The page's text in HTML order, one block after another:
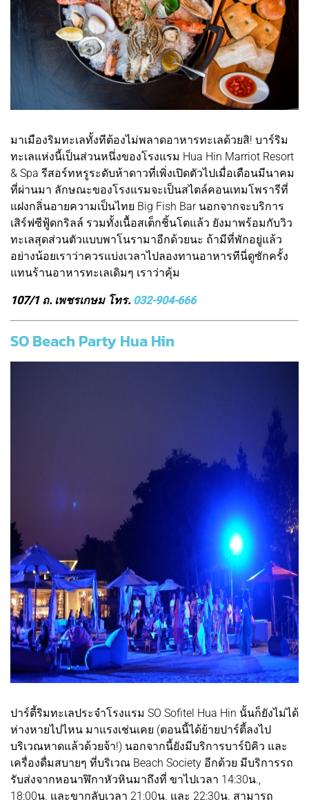
มาเมืองริมทะเลทั้งทีต้องไม่พลาดอาหารทะเลด้วยสิ! บาร์ริม
ทะเลแห่งนี้เป็นส่วนหนึ่งของโรงแรม Hua Hin Marriot Resort
& Spa รีสอร์ทหรูระดับห้าดาวที่เพิ่งเปิดตัวไปเมื่อเดือนมีนาคม
ที่ผ่านมา ลักษณะของโรงแรมจะเป็นสไตล์คอนเทมโพรารีที่
แฝงกลิ่นอายความเป็นไทย Big Fish Bar นอกจากจะบริการ
เสิร์ฟซีฟู้ดกริลล์ รวมทั้งเนื้อสเต็กชิ้นโตแล้ว ยังมาพร้อมกับวิว
ทะเลสุดส่วนตัวแบบพาโนรามาอีกด้วยนะ ถ้ามีที่พักอยู่แล้ว
อย่างน้อยเราว่าควรแบ่งเวลาไปลองทานอาหารทีนี่ดูซักครั้ง
แทนร้านอาหารทะเลเดิมๆ เราว่าคุ้ม
107/1 ถ. เพชรเกษม โทร. 032-904-666
SO Beach Party Hua Hin
ปาร์ตี้ริมทะเลประจำโรงแรม SO Sofitel Hua Hin นั้นก็ยังไม่ได้
ห่างหายไปไหน มาแรงเช่นเคย (ตอนนี้ได้ย้ายปาร์ตี้ลงไป
บริเวณหาดแล้วด้วยจ้า!) นอกจากนี้ยังมีบริการบาร์บิคิว และ
เครื่องดื่มสบายๆ ที่บริเวณ Beach Society อีกด้วย มีบริการรถ
รับส่งจากหอนาฬิกาหัวหินมาถึงที่ ขาไปเวลา 14:30น.,
18:00น. และขากลับเวลา 21:00น. และ 22:30น. สามารถ